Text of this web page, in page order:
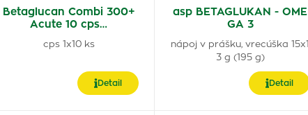
Betaglucan Combi 300+
Acute 10 cps…
cps 1x10 ks
Detail
asp BETAGLUKAN - OME
GA 3
nápoj v prášku, vrecúška 15x1
3 g (195 g)
Detail